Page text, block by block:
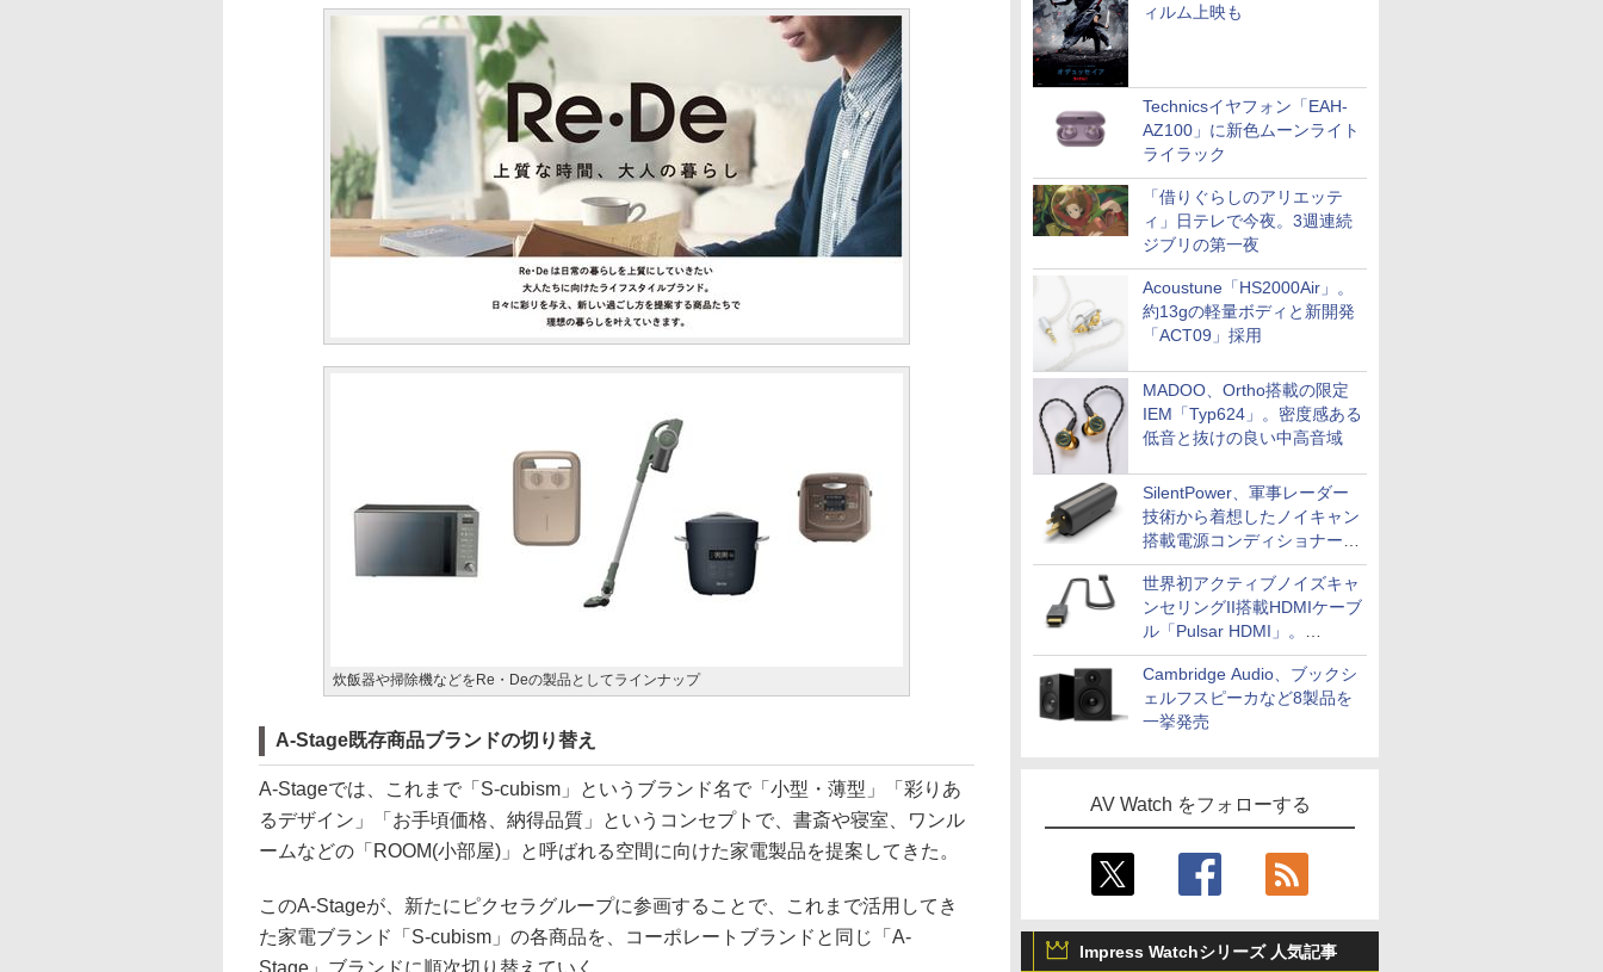
ィルム上映も
Technicsイヤフォン「EAH-
AZ100」に新色ムーンライト
ライラック
「借りぐらしのアリエッテ
ィ」日テレで今夜。3週連続
ジブリの第一夜
Acoustune「HS2000Air」。
約13gの軽量ボディと新開発
「ACT09」採用
MADOO、Ortho搭載の限定
IEM「Typ624」。密度感ある
低音と抜けの良い中高音域
SilentPower、軍事レーダー
技術から着想したノイキャン
搭載電源コンディショナー
「AC iPurifier2」
世界初アクティブノイズキャ
ンセリングII搭載HDMIケーブ
ル「Pulsar HDMI」。
SilentPowerから
Cambridge Audio、ブックシ
ェルフスピーカなど8製品を
一挙発売
AV Watch をフォローする
Impress Watchシリーズ 人気記事
炊飯器や掃除機などをRe・Deの製品としてラインナップ
A-Stage既存商品ブランドの切り替え
A-Stageでは、これまで「S-cubism」というブランド名で「小型・薄型」「彩りあ
るデザイン」「お手頃価格、納得品質」というコンセプトで、書斎や寝室、ワンル
ームなどの「ROOM(小部屋)」と呼ばれる空間に向けた家電製品を提案してきた。
このA-Stageが、新たにピクセラグループに参画することで、これまで活用してき
た家電ブランド「S-cubism」の各商品を、コーポレートブランドと同じ「A-
Stage」ブランドに順次切り替えていく。